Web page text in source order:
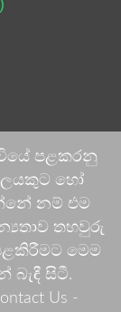
පළකරනු
හෝ
නම් එම
තහවුරු
මෙම
බැඳී සිටී.
Us -